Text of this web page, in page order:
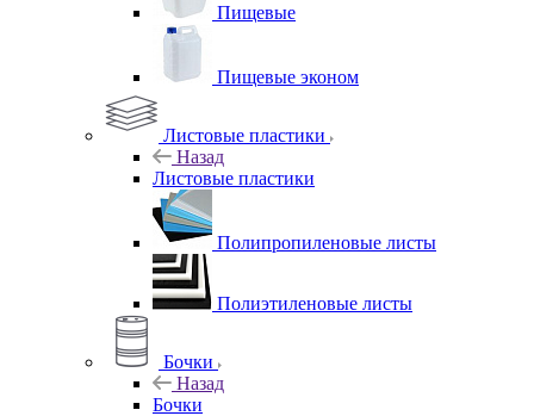
Пищевые
Пищевые эконом
Листовые пластики
Назад
Листовые пластики
Полипропиленовые листы
Полиэтиленовые листы
Бочки
Назад
Бочки